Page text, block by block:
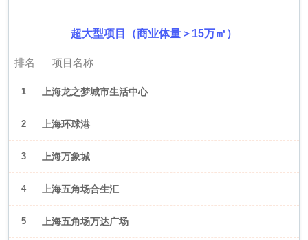
超大型项目（商业体量＞15万㎡）
排名 项目名称
1 上海龙之梦城市生活中心
2 上海环球港
3 上海万象城
4 上海五角场合生汇
5 上海五角场万达广场